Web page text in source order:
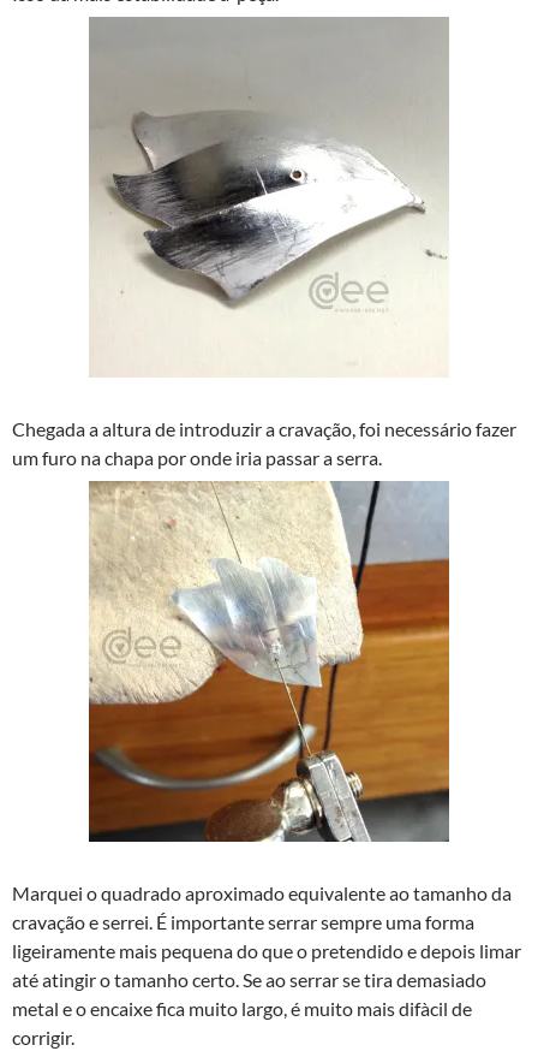
Chegada a altura de introduzir a cravação, foi necessário fazer
um furo na chapa por onde iria passar a serra.
Marquei o quadrado aproximado equivalente ao tamanho da
cravação e serrei. É importante serrar sempre uma forma
ligeiramente mais pequena do que o pretendido e depois limar
até atingir o tamanho certo. Se ao serrar se tira demasiado
metal e o encaixe fica muito largo, é muito mais difà­cil de
corrigir.